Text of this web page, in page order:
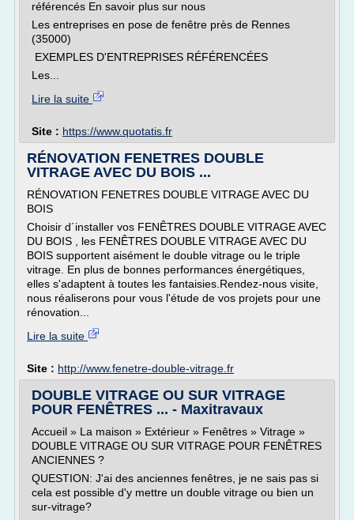
référencés En savoir plus sur nous
Les entreprises en pose de fenêtre près de Rennes
(35000)
EXEMPLES D'ENTREPRISES RÉFÉRENCÉES
Les...
Lire la suite
Site : https://www.quotatis.fr
RÉNOVATION FENETRES DOUBLE
VITRAGE AVEC DU BOIS ...
RÉNOVATION FENETRES DOUBLE VITRAGE AVEC DU
BOIS
Choisir d´installer vos FENÊTRES DOUBLE VITRAGE AVEC
DU BOIS , les FENÊTRES DOUBLE VITRAGE AVEC DU
BOIS supportent aisément le double vitrage ou le triple
vitrage. En plus de bonnes performances énergétiques,
elles s'adaptent à toutes les fantaisies.Rendez-nous visite,
nous réaliserons pour vous l'étude de vos projets pour une
rénovation...
Lire la suite
Site : http://www.fenetre-double-vitrage.fr
DOUBLE VITRAGE OU SUR VITRAGE
POUR FENÊTRES ... - Maxitravaux
Accueil » La maison » Extérieur » Fenêtres » Vitrage »
DOUBLE VITRAGE OU SUR VITRAGE POUR FENÊTRES
ANCIENNES ?
QUESTION: J'ai des anciennes fenêtres, je ne sais pas si
cela est possible d'y mettre un double vitrage ou bien un
sur-vitrage?